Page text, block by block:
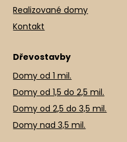
Realizované domy
Kontakt
Dřevostavby
Domy od 1 mil.
Domy od 1,5 do 2,5 mil.
Domy od 2,5 do 3,5 mil.
Domy nad 3,5 mil.